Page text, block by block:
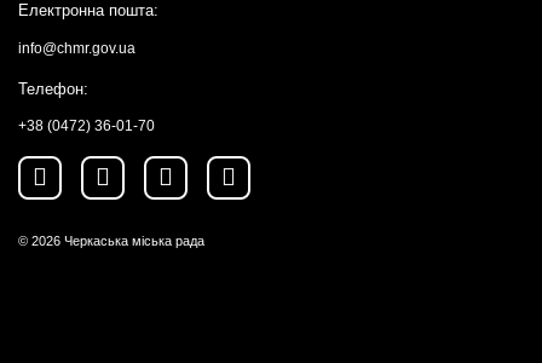
Електронна пошта:
info@chmr.gov.ua
Телефон:
+38 (0472) 36-01-70
© 2026 Черкаська міська рада